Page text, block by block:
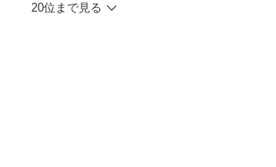
20位まで見る